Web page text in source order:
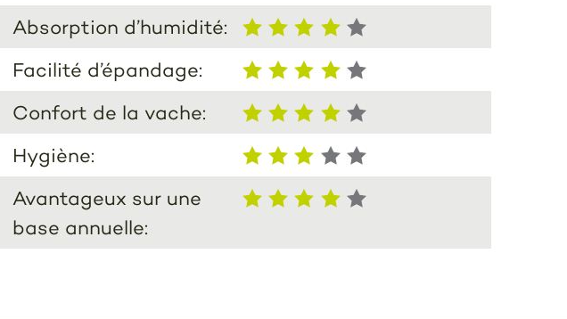
Absorption d’humidité:
Facilité d’épandage:
Confort de la vache:
Hygiène:
Avantageux sur une
base annuelle: